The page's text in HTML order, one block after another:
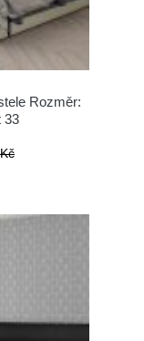
Rozměr:
33